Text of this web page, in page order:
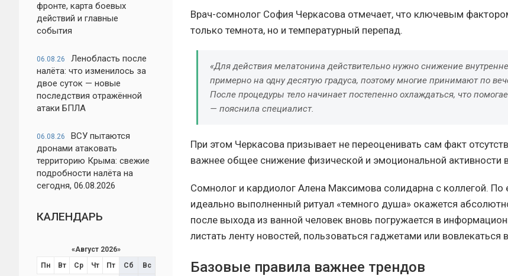
фронте, карта боевых
действий и главные
события
06.08.26
Ленобласть после
налёта: что изменилось за
двое суток — новые
последствия отражённой
атаки БПЛА
06.08.26
ВСУ пытаются
дронами атаковать
территорию Крыма: свежие
подробности налёта на
сегодня, 06.08.2026
КАЛЕНДАРЬ
«Август 2026»
Пн
Вт Ср Чт Пт Сб Вс
Врач-сомнолог София Черкасова отмечает, что ключевым
только темнота, но и температурный перепад.
«Для действия мелатонина действительно нужно снижение
примерно на одну десятую градуса, поэтому многие принимают по
После процедуры тело начинает постепенно охлаждаться, что
— пояснила специалист.
При этом Черкасова призывает не переоценивать сам факт
важнее общее снижение физической и эмоциональной активности
Сомнолог и кардиолог Алена Максимова солидарна с коллегой.
идеально выполненный ритуал «темного душа» окажется
после выхода из ванной человек вновь погружается в
листать ленту новостей, пользоваться гаджетами или вовлекаться
Базовые правила важнее трендов